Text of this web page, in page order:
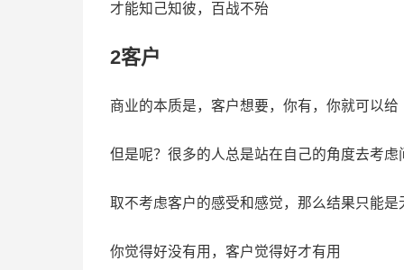
才能知己知彼，百战不殆
2客户
商业的本质是，客户想要，你有，你就可以给
但是呢？很多的人总是站在自己的角度去考虑
取不考虑客户的感受和感觉，那么结果只能是
你觉得好没有用，客户觉得好才有用